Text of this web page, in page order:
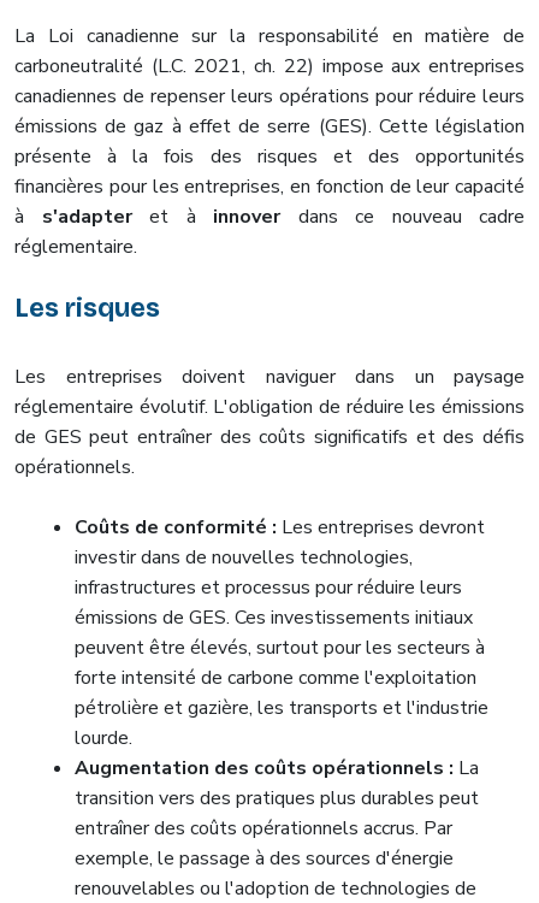
La Loi canadienne sur la responsabilité en matière de
carboneutralité (L.C. 2021, ch. 22) impose aux entreprises
canadiennes de repenser leurs opérations pour réduire leurs
émissions de gaz à effet de serre (GES). Cette législation
présente à la fois des risques et des opportunités
financières pour les entreprises, en fonction de leur capacité
à s'adapter et à innover dans ce nouveau cadre
réglementaire.
Les risques
Les entreprises doivent naviguer dans un paysage
réglementaire évolutif. L'obligation de réduire les émissions
de GES peut entraîner des coûts significatifs et des défis
opérationnels.
Coûts de conformité : Les entreprises devront
investir dans de nouvelles technologies,
infrastructures et processus pour réduire leurs
émissions de GES. Ces investissements initiaux
peuvent être élevés, surtout pour les secteurs à
forte intensité de carbone comme l'exploitation
pétrolière et gazière, les transports et l'industrie
lourde.
Augmentation des coûts opérationnels : La
transition vers des pratiques plus durables peut
entraîner des coûts opérationnels accrus. Par
exemple, le passage à des sources d'énergie
renouvelables ou l'adoption de technologies de